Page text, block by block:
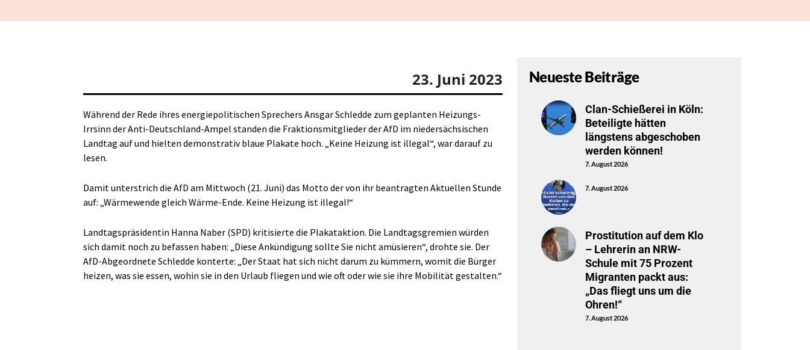
23. Juni 2023
Während der Rede ihres energiepolitischen Sprechers Ansgar Schledde zum geplanten Heizungs-
Irrsinn der Anti-Deutschland-Ampel standen die Fraktionsmitglieder der AfD im niedersächsischen
Landtag auf und hielten demonstrativ blaue Plakate hoch. „Keine Heizung ist illegal“, war darauf zu
lesen.
Damit unterstrich die AfD am Mittwoch (21. Juni) das Motto der von ihr beantragten Aktuellen Stunde
auf: „Wärmewende gleich Wärme-Ende. Keine Heizung ist illegal!“
Landtagspräsidentin Hanna Naber (SPD) kritisierte die Plakataktion. Die Landtagsgremien würden
sich damit noch zu befassen haben: „Diese Ankündigung sollte Sie nicht amüsieren“, drohte sie. Der
AfD-Abgeordnete Schledde konterte: „Der Staat hat sich nicht darum zu kümmern, womit die Bürger
heizen, was sie essen, wohin sie in den Urlaub fliegen und wie oft oder wie sie ihre Mobilität gestalten.“
Neueste Beiträge
Clan-Schießerei in Köln:
Beteiligte hätten
längstens abgeschoben
werden können!
7. August 2026
7. August 2026
Prostitution auf dem Klo
– Lehrerin an NRW-
Schule mit 75 Prozent
Migranten packt aus:
„Das fliegt uns um die
Ohren!“
7. August 2026